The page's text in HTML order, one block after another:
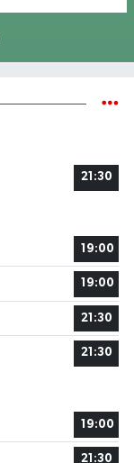
21:30
19:00
19:00
21:30
21:30
19:00
21:30